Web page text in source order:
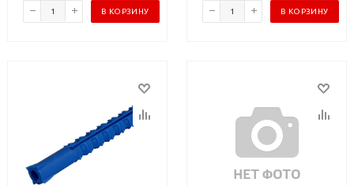
В КОРЗИНУ В КОРЗИНУ